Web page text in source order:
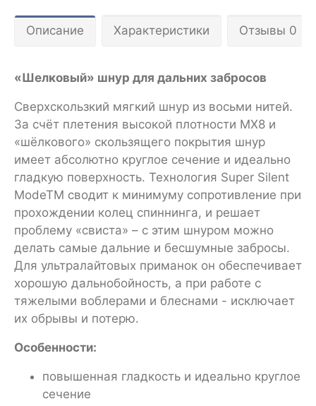
Описание Характеристики Отзывы 0
«Шелковый» шнур для дальних забросов
Сверхскользкий мягкий шнур из восьми нитей.
За счёт плетения высокой плотности MX8 и
«шёлкового» скользящего покрытия шнур
имеет абсолютно круглое сечение и идеально
гладкую поверхность. Технология Super Silent
ModeTM сводит к минимуму сопротивление при
прохождении колец спиннинга, и решает
проблему «свиста» – с этим шнуром можно
делать самые дальние и бесшумные забросы.
Для ультралайтовых приманок он обеспечивает
хорошую дальнобойность, а при работе с
тяжелыми воблерами и блеснами - исключает
их обрывы и потерю.
Особенности:
повышенная гладкость и идеально круглое
сечение